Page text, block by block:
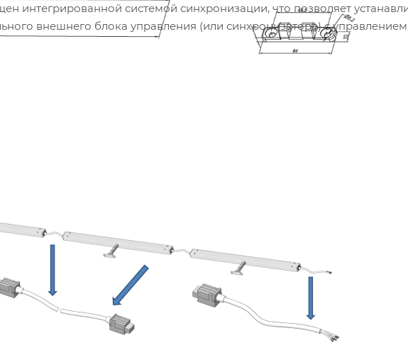
интегрированной системой синхронизации, что позволяет
внешнего блока управления (или синхронизатора) с